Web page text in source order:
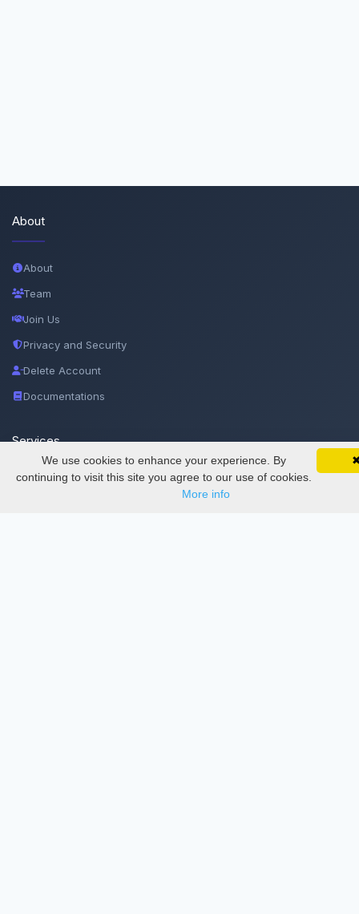
SciMatic on Your Phone
Track your articles, view certificates, and stay
updated — anywhere, anytime.
Google
About
About
Team
Join Us
Privacy and Security
Delete Account
Documentations
Services
Thesis Manager
We use cookies to enhance your experience. By
continuing to visit this site you agree to our use of cookies.
More info